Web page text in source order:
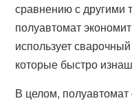
сравнению с другими
полуавтомат
использует
которые быстро
В целом,